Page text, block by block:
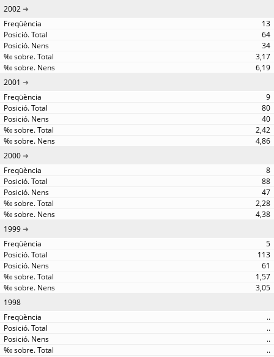
2002
13
64
34
3,17
6,19
2001
9
80
40
2,42
4,86
2000
8
88
47
2,28
4,38
1999
5
113
61
1,57
3,05
1998
..
..
..
..